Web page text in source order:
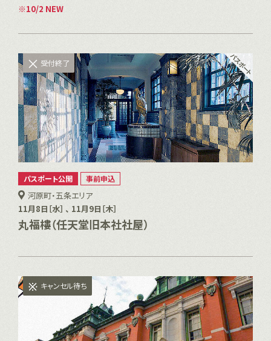
10/2 NEW
受付終了
パスポート公開 事前申込
河原町・五条エリア
11月8日［水］ 、 11月9日［木］
丸福樓（任天堂旧本社社屋）
キャンセル待ち